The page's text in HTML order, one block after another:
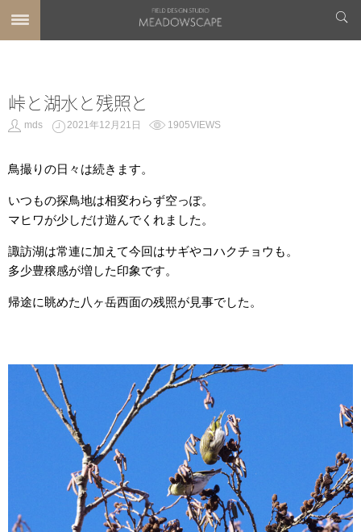
峠と湖水と残照と
mds 2021年12月21日 1905VIEWS
鳥撮りの日々は続きます。
いつもの探鳥地は相変わらず空っぽ。
マヒワが少しだけ遊んでくれました。
諏訪湖は常連に加えて今回はサギやコハクチョウも。
多少豊穣感が増した印象です。
帰途に眺めた八ヶ岳西面の残照が見事でした。